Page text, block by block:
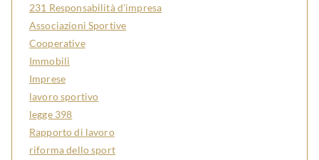
231 Responsabilità d'impresa
Associazioni Sportive
Cooperative
Immobili
Imprese
lavoro sportivo
legge 398
Rapporto di lavoro
riforma dello sport